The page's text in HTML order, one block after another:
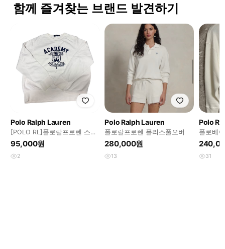
함께 즐겨찾는 브랜드 발견하기
Polo Ralph Lauren
[POLO RL]폴로랄프로렌 스웻
셔츠
95,000원
2
Polo Ralph Lauren
폴로랄프로렌 플리스풀오버
280,000원
13
Polo
폴로베
31